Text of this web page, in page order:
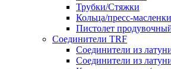
Трубки/Стяжки
Кольца/пресс-масленки
Пистолет
Соединители TRF
Соединители из
Соединители из